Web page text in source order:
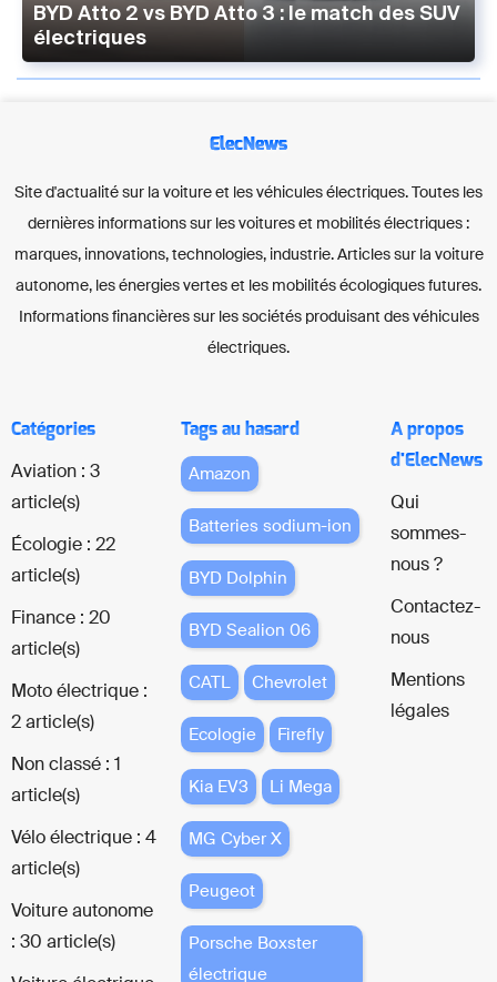
BYD Atto 2 vs BYD Atto 3 : le match des SUV
électriques
ElecNews
Site d'actualité sur la voiture et les véhicules électriques. Toutes les
dernières informations sur les voitures et mobilités électriques :
marques, innovations, technologies, industrie. Articles sur la voiture
autonome, les énergies vertes et les mobilités écologiques futures.
Informations financières sur les sociétés produisant des véhicules
électriques.
Catégories
Aviation : 3
article(s)
Écologie : 22
article(s)
Finance : 20
article(s)
Moto électrique :
2 article(s)
Non classé : 1
article(s)
Vélo électrique : 4
article(s)
Voiture autonome
: 30 article(s)
Tags au hasard
Amazon
Batteries sodium-ion
BYD Dolphin
BYD Sealion 06
CATL Chevrolet
Ecologie Firefly
Kia EV3 Li Mega
MG Cyber X
Peugeot
Porsche Boxster
électrique
A propos
d'ElecNews
Qui
sommes-
nous ?
Contactez-
nous
Mentions
légales